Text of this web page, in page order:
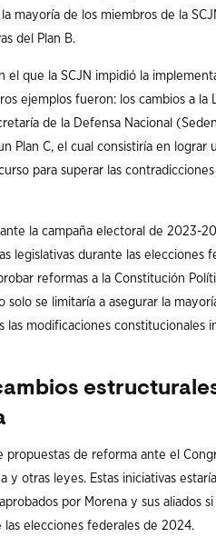
mayoría de los miembros de la
del Plan B.
el que la SCJN impidió la
ejemplos fueron: los cambios a la
de la Defensa Nacional
Plan C, el cual consistiría en lograr
para superar las contradicciones
la campaña electoral de 2023-
legislativas durante las elecciones
reformas a la Constitución
se limitaría a asegurar la
modificaciones constitucionales
de reforma ante el
otras leyes. Estas iniciativas
por Morena y sus aliados si
las elecciones federales de 2024.